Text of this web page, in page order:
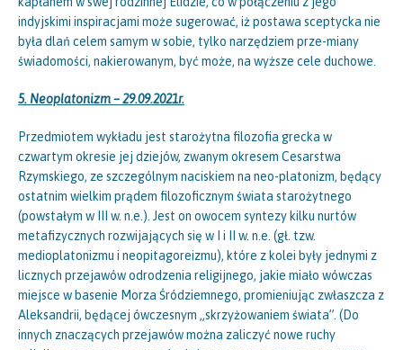
indyjskimi inspiracjami może sugerować, iż postawa sceptycka nie
była dlań celem samym w sobie, tylko narzędziem prze-miany
świadomości, nakierowanym, być może, na wyższe cele duchowe.
5. Neoplatonizm – 29.09.2021r.
Przedmiotem wykładu jest starożytna filozofia grecka w
czwartym okresie jej dziejów, zwanym okresem Cesarstwa
Rzymskiego, ze szczególnym naciskiem na neo-platonizm, będący
ostatnim wielkim prądem filozoficznym świata starożytnego
(powstałym w III w. n.e.). Jest on owocem syntezy kilku nurtów
metafizycznych rozwijających się w I i II w. n.e. (gł. tzw.
medioplatonizmu i neopitagoreizmu), które z kolei były jednymi z
licznych przejawów odrodzenia religijnego, jakie miało wówczas
miejsce w basenie Morza Śródziemnego, promieniując zwłaszcza z
Aleksandrii, będącej ówczesnym „skrzyżowaniem świata”. (Do
innych znaczących przejawów można zaliczyć nowe ruchy